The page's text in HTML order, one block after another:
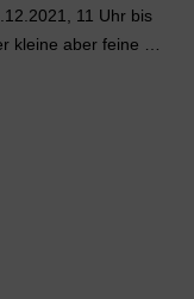
11 Uhr bis
kleine aber feine …